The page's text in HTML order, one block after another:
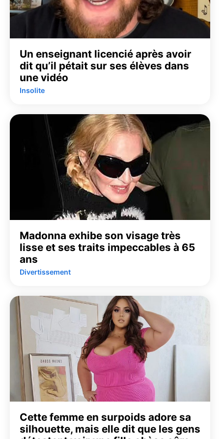
Un enseignant licencié après avoir
dit qu’il pétait sur ses élèves dans
une vidéo
Insolite
Madonna exhibe son visage très
lisse et ses traits impeccables à 65
ans
Divertissement
Cette femme en surpoids adore sa
silhouette, mais elle dit que les gens